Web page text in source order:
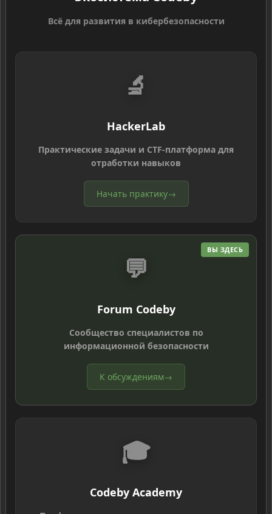
Всё для развития в кибербезопасности
🔬
HackerLab
Практические задачи и CTF-платформа для
отработки навыков
Начать практику→
ВЫ ЗДЕСЬ
💬
Forum Codeby
Сообщество специалистов по
информационной безопасности
К обсуждениям→
🎓
Codeby Academy